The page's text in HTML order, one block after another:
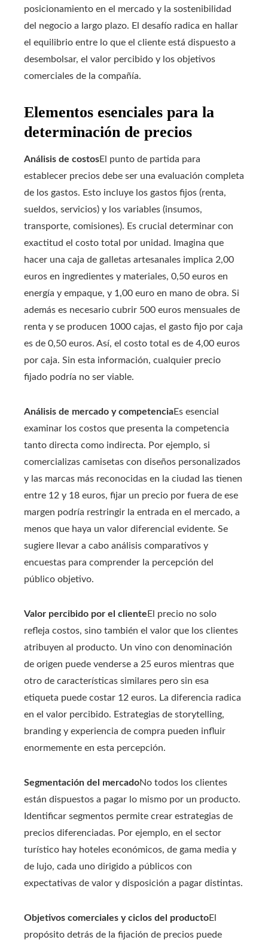
posicionamiento en el mercado y la sostenibilidad
del negocio a largo plazo. El desafío radica en hallar
el equilibrio entre lo que el cliente está dispuesto a
desembolsar, el valor percibido y los objetivos
comerciales de la compañía.
Elementos esenciales para la
determinación de precios
Análisis de costosEl punto de partida para
establecer precios debe ser una evaluación completa
de los gastos. Esto incluye los gastos fijos (renta,
sueldos, servicios) y los variables (insumos,
transporte, comisiones). Es crucial determinar con
exactitud el costo total por unidad. Imagina que
hacer una caja de galletas artesanales implica 2,00
euros en ingredientes y materiales, 0,50 euros en
energía y empaque, y 1,00 euro en mano de obra. Si
además es necesario cubrir 500 euros mensuales de
renta y se producen 1000 cajas, el gasto fijo por caja
es de 0,50 euros. Así, el costo total es de 4,00 euros
por caja. Sin esta información, cualquier precio
fijado podría no ser viable.
Análisis de mercado y competenciaEs esencial
examinar los costos que presenta la competencia
tanto directa como indirecta. Por ejemplo, si
comercializas camisetas con diseños personalizados
y las marcas más reconocidas en la ciudad las tienen
entre 12 y 18 euros, fijar un precio por fuera de ese
margen podría restringir la entrada en el mercado, a
menos que haya un valor diferencial evidente. Se
sugiere llevar a cabo análisis comparativos y
encuestas para comprender la percepción del
público objetivo.
Valor percibido por el cliente El precio no solo
refleja costos, sino también el valor que los clientes
atribuyen al producto. Un vino con denominación
de origen puede venderse a 25 euros mientras que
otro de características similares pero sin esa
etiqueta puede costar 12 euros. La diferencia radica
en el valor percibido. Estrategias de storytelling,
branding y experiencia de compra pueden influir
enormemente en esta percepción.
Segmentación del mercadoNo todos los clientes
están dispuestos a pagar lo mismo por un producto.
Identificar segmentos permite crear estrategias de
precios diferenciadas. Por ejemplo, en el sector
turístico hay hoteles económicos, de gama media y
de lujo, cada uno dirigido a públicos con
expectativas de valor y disposición a pagar distintas.
Objetivos comerciales y ciclos del productoEl
propósito detrás de la fijación de precios puede